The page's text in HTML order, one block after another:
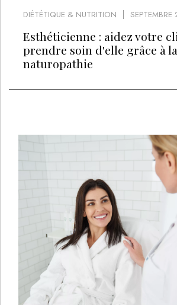
DIÉTÉTIQUE & NUTRITION SEPTEMBRE
Esthéticienne : aidez votre
prendre soin d'elle grâce à la
naturopathie